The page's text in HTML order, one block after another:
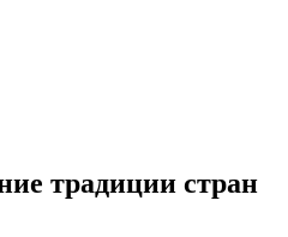
традиции стран